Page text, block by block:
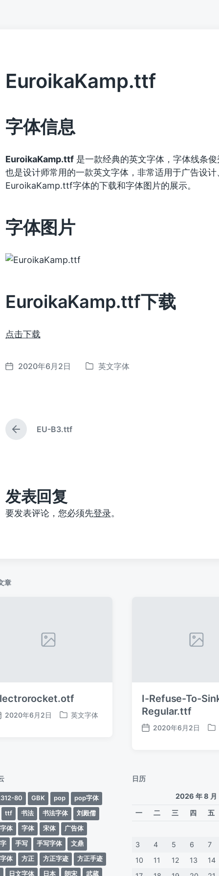
EuroikaKamp.ttf
字体信息
EuroikaKamp.ttf是一款经典的英文字体，字体线条俊
也是设计师常用的一款英文字体，非常适用于广告设计
EuroikaKamp.ttf字体的下载和字体图片的展示。
字体图片
EuroikaKamp.ttf下载
点击下载
发
2020年6月2日
发
英文字体
上
篇
EU-B3.ttf
发表回复
要发表评论，您必须先登录。
章
2020年6月2日
发
英文字体
I-Refuse-To-
Regular.ttf
发
2020年6月2日
发
80 GBK pop
pop字体
ttf
书法 书法字体
刘殿儒
体
字体 宋体
广告体
手写 手写字体
文鼎
体
方正 方正字迹
方正手迹
日文字体 日本 朗宋 武蔵
日历
2026 年 8 月
一
二 三 四 五
3
4 5 6 7
10
11 12 13 14